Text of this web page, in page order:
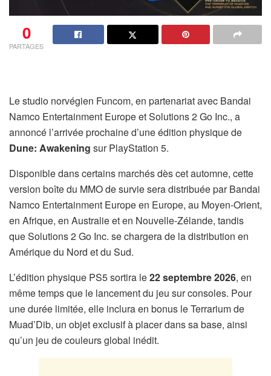
0
PARTAGES
Le studio norvégien Funcom, en partenariat avec Bandai
Namco Entertainment Europe et Solutions 2 Go Inc., a
annoncé l’arrivée prochaine d’une édition physique de
Dune: Awakening sur PlayStation 5.
Disponible dans certains marchés dès cet automne, cette
version boîte du MMO de survie sera distribuée par Bandai
Namco Entertainment Europe en Europe, au Moyen-Orient,
en Afrique, en Australie et en Nouvelle-Zélande, tandis
que Solutions 2 Go Inc. se chargera de la distribution en
Amérique du Nord et du Sud.
L’édition physique PS5 sortira le22 septembre 2026, en
même temps que le lancement du jeu sur consoles. Pour
une durée limitée, elle inclura en bonus le Terrarium de
Muad’Dib, un objet exclusif à placer dans sa base, ainsi
qu’un jeu de couleurs global inédit.